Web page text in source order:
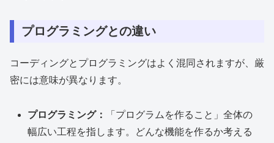
プログラミングとの違い
コーディングとプログラミングはよく混同されますが、厳
密には意味が異なります。
プログラミング：
「プログラムを作ること」全体の
幅広い工程を指します。どんな機能を作るか考える